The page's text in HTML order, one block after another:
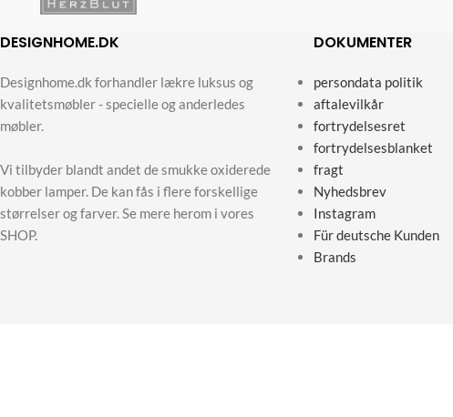
DESIGNHOME.DK
Designhome.dk forhandler lækre luksus og
kvalitetsmøbler - specielle og anderledes
møbler.
Vi tilbyder blandt andet de smukke oxiderede
kobber lamper. De kan fås i flere forskellige
størrelser og farver. Se mere herom i vores
SHOP.
DOKUMENTER
persondata politik
aftalevilkår
fortrydelsesret
fortrydelsesblanket
fragt
Nyhedsbrev
Instagram
Für deutsche Kunden
Brands